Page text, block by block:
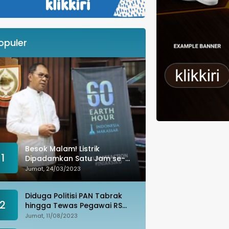
1
Besok Malam! Listrik
Dipadamkan Satu Jam se-
Kota Makassar: Merespons
Perubahan Iklim
Jumat, 24/03/2023
2
Diduga Politisi PAN Tabrak
hingga Tewas Pegawai RS
Wahidin, Istri Korban: Kami
Jumat, 11/08/2023